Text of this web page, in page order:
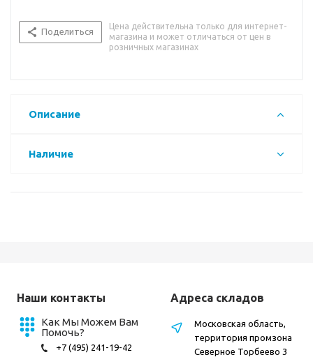
Поделиться
Цена действительна только для интернет-
магазина и может отличаться от цен в
розничных магазинах
Описание
Наличие
Наши контакты
Как Мы Можем Вам
Помочь?
+7 (495) 241-19-42
Адреса складов
Московская область,
территория промзона
Северное Торбеево 3